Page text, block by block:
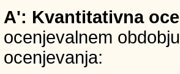
A': Kvantitativna
ocenjevalnem
ocenjevanja: